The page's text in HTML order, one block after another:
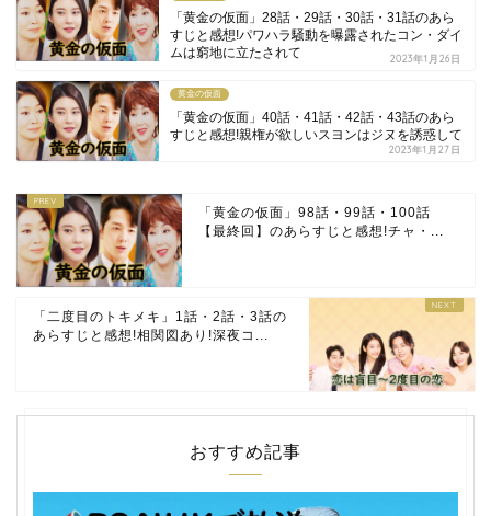
「黄金の仮面」28話・29話・30話・31話のあら
すじと感想!パワハラ騒動を曝露されたコン・ダイ
ムは窮地に立たされて
2023年1月26日
黄金の仮面
「黄金の仮面」40話・41話・42話・43話のあら
すじと感想!親権が欲しいスヨンはジヌを誘惑して
2023年1月27日
「黄金の仮面」98話・99話・100話
【最終回】のあらすじと感想!チャ・...
「二度目のトキメキ」1話・2話・3話の
あらすじと感想!相関図あり!深夜コ...
おすすめ記事